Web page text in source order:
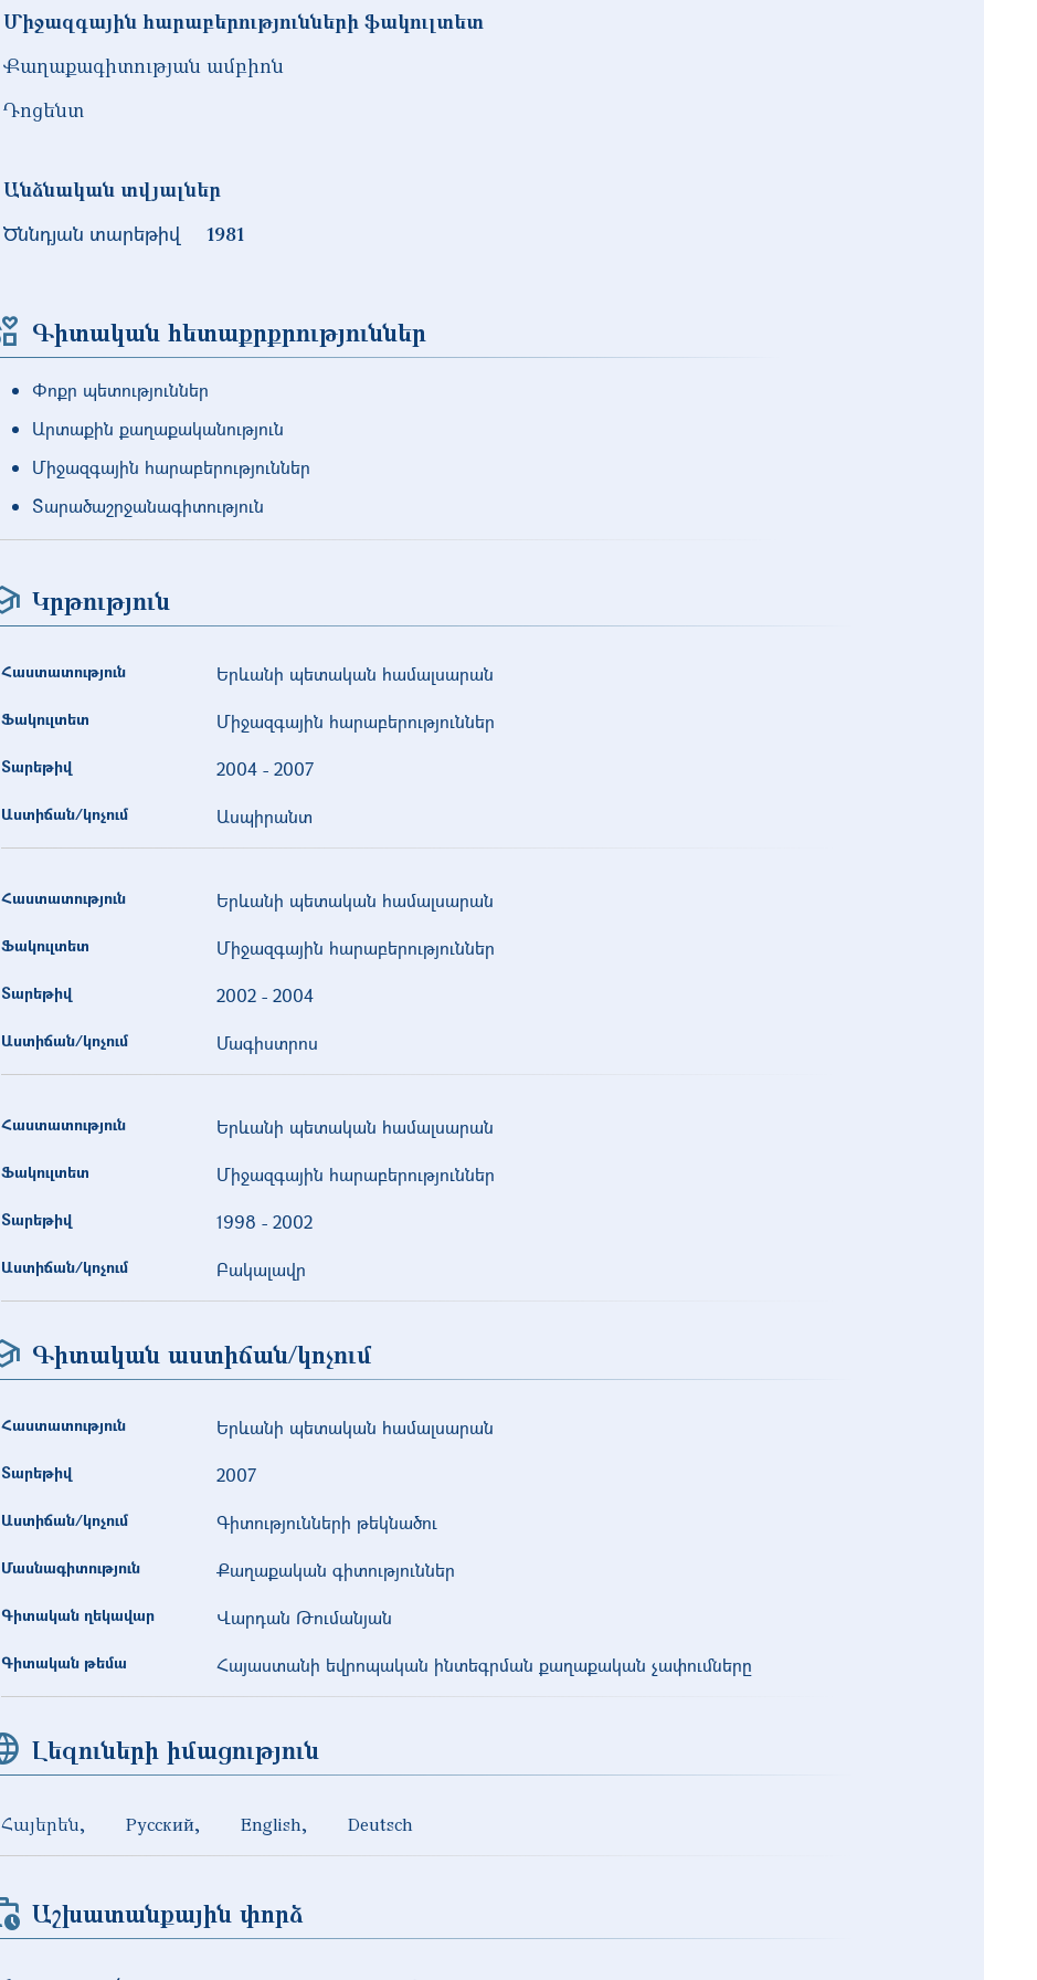
Միջազգային հարաբերությունների ֆակուլտետ
Քաղաքագիտության ամբիոն
Դոցենտ
Անձնական տվյալներ
Ծննդյան տարեթիվ
1981
Գիտական հետաքրքրություններ
Փոքր պետություններ
Արտաքին քաղաքականություն
Միջազգային հարաբերություններ
Տարածաշրջանագիտություն
Կրթություն
Հաստատություն Երևանի պետական համալսարան
Ֆակուլտետ Միջազգային հարաբերություններ
Տարեթիվ 2004- 2007
Աստիճան/կոչում Ասպիրանտ
Հաստատություն Երևանի պետական համալսարան
Ֆակուլտետ Միջազգային հարաբերություններ
Տարեթիվ 2002- 2004
Աստիճան/կոչում Մագիստրոս
Հաստատություն Երևանի պետական համալսարան
Ֆակուլտետ Միջազգային հարաբերություններ
Տարեթիվ 1998 - 2002
Աստիճան/կոչում Բակալավր
Գիտական աստիճան/կոչում
Հաստատություն Երևանի պետական համալսարան
Տարեթիվ 2007
Աստիճան/կոչում Գիտությունների թեկնածու
Մասնագիտություն Քաղաքական գիտություններ
Գիտական ղեկավար Վարդան Թումանյան
Գիտական թեմա Հայաստանի եվրոպական ինտեգրման քաղաքական չափումները
Լեզուների իմացություն
Հայերեն Русский English Deutsch
Աշխատանքային փորձ